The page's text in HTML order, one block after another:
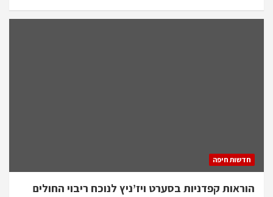
חדשות חיפה
הוראות קפדניות בסערט ויז’ניץ לנוכח ריבוי החולים